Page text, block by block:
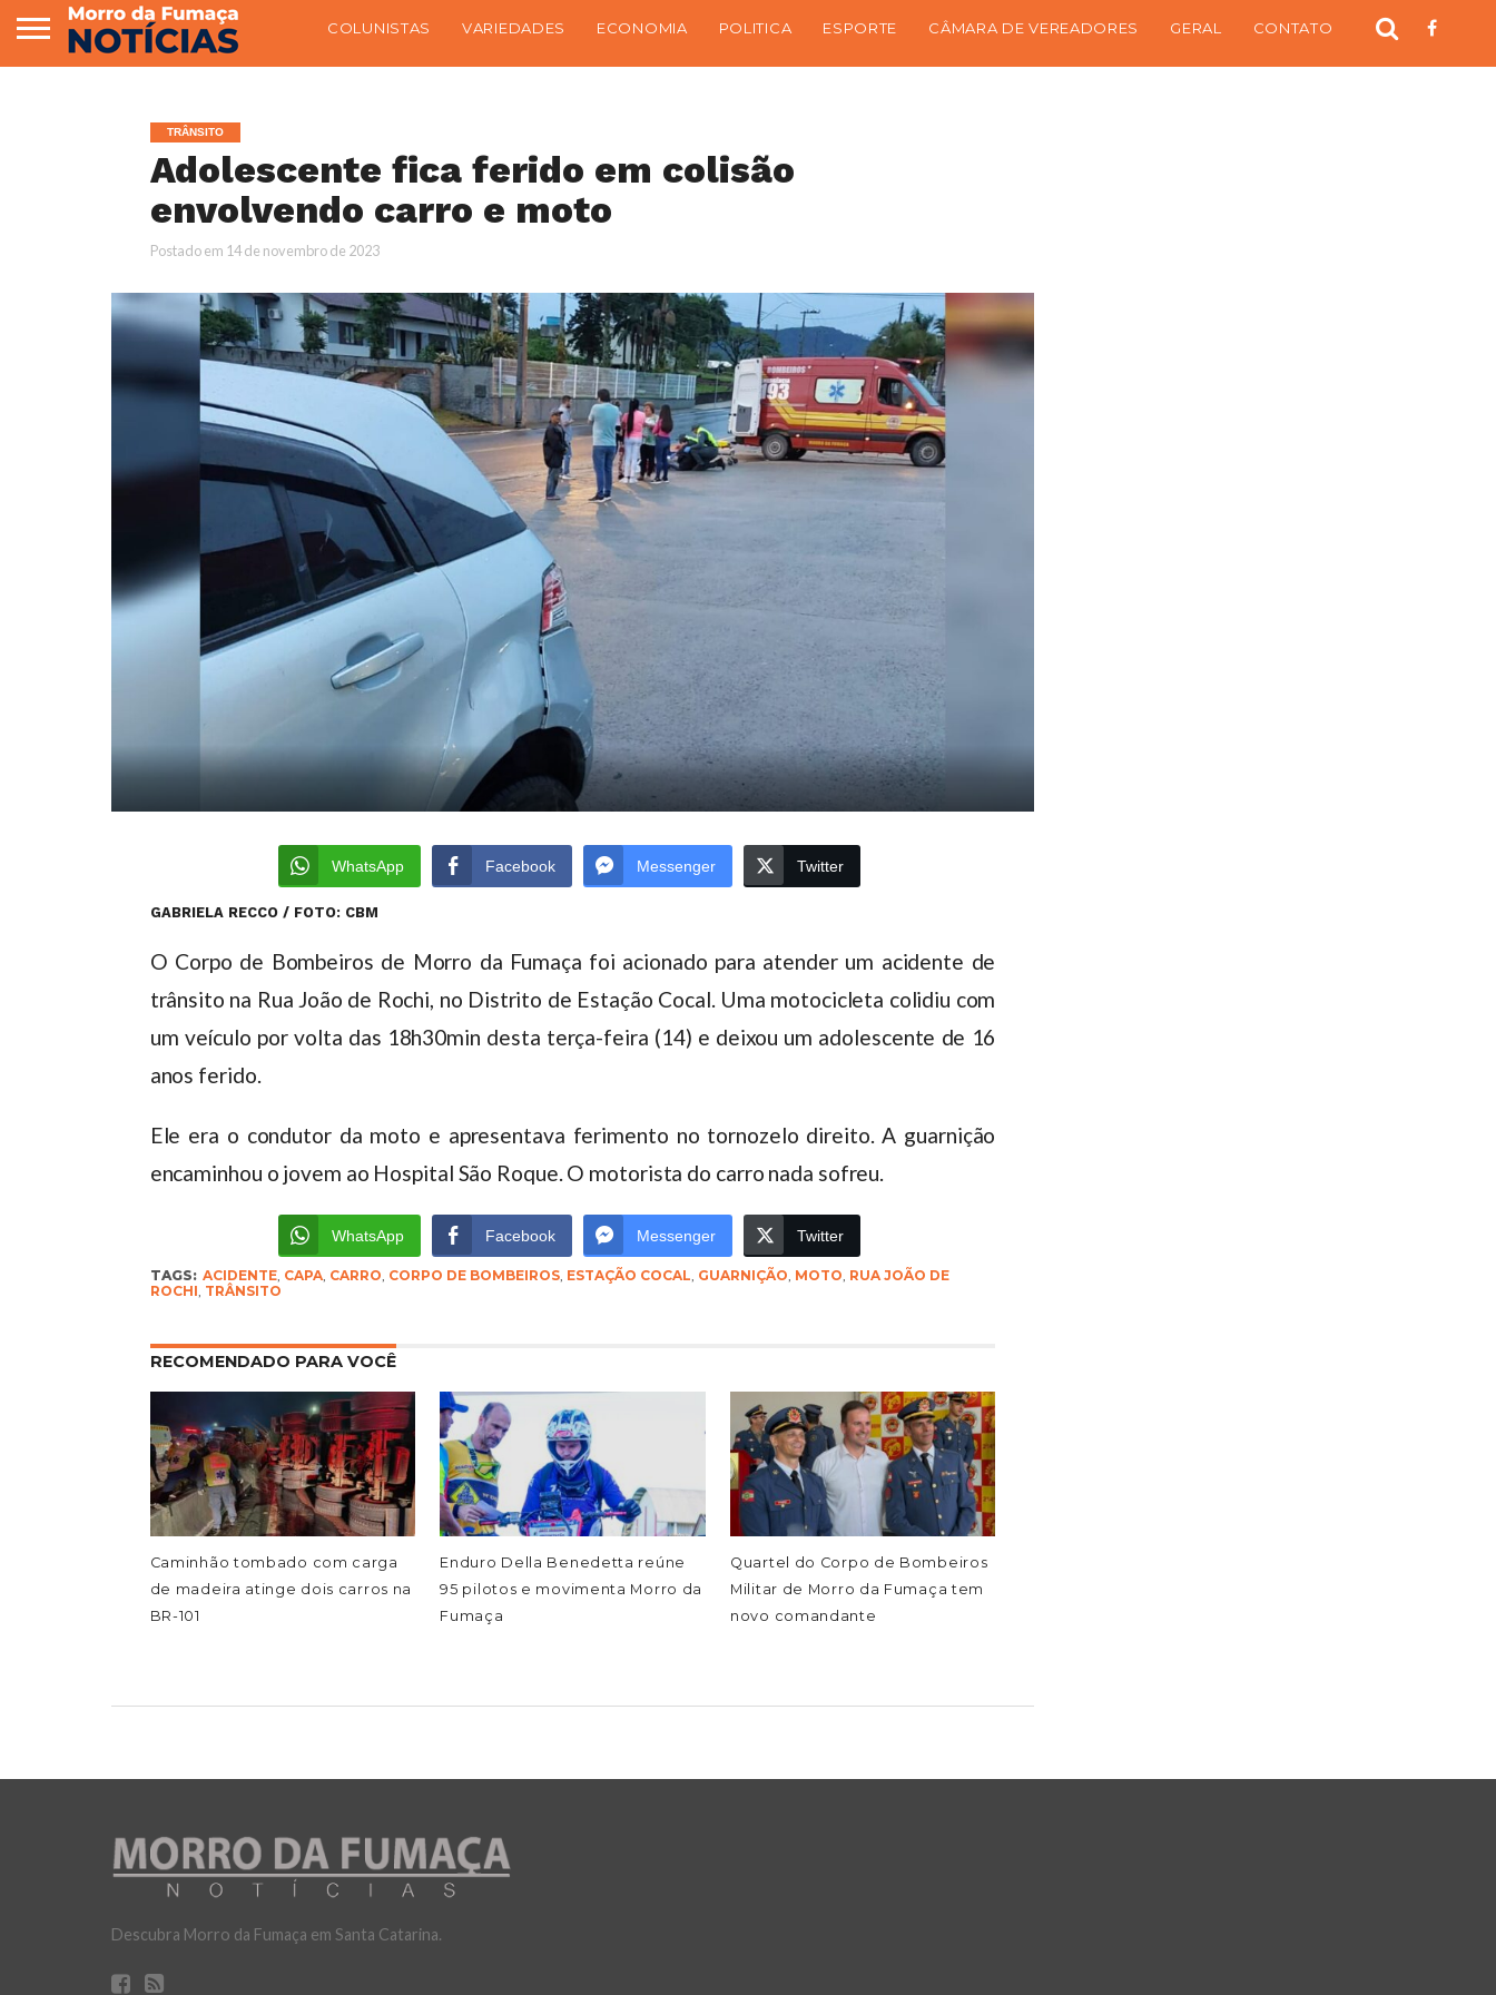
COLUNISTAS VARIEDADES ECONOMIA POLITICA ESPORTE CÂMARA DE VEREADORES GERAL CONTATO
TRÂNSITO
Adolescente fica ferido em colisão
envolvendo carro e moto
Postado em 14 de novembro de 2023
WhatsApp Facebook Messenger Twitter
GABRIELA RECCO / FOTO: CBM
O Corpo de Bombeiros de Morro da Fumaça foi acionado para atender um acidente de
trânsito na Rua João de Rochi, no Distrito de Estação Cocal. Uma motocicleta colidiu com
um veículo por volta das 18h30min desta terça-feira (14) e deixou um adolescente de 16
anos ferido.
Ele era o condutor da moto e apresentava ferimento no tornozelo direito. A guarnição
encaminhou o jovem ao Hospital São Roque. O motorista do carro nada sofreu.
WhatsApp Facebook Messenger Twitter
TAGS: ACIDENTE, CAPA, CARRO, CORPO DE BOMBEIROS, ESTAÇÃO COCAL, GUARNIÇÃO, MOTO, RUA JOÃO DE
ROCHI, TRÂNSITO
RECOMENDADO PARA VOCÊ
Caminhão tombado com carga
de madeira atinge dois carros na
BR-101
Enduro Della Benedetta reúne
95 pilotos e movimenta Morro da
Fumaça
Quartel do Corpo de Bombeiros
Militar de Morro da Fumaça tem
novo comandante
Descubra Morro da Fumaça em Santa Catarina.